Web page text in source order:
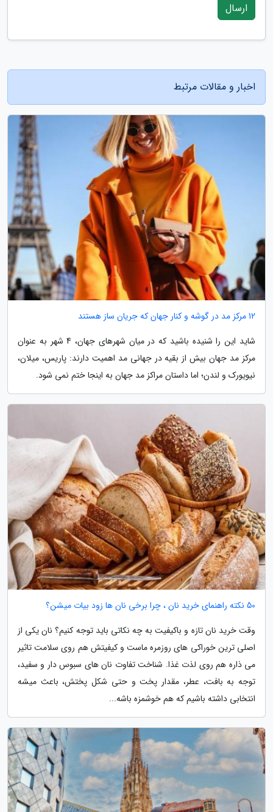
ارسال
اخبار و مقالات مرتبط
12 مرکز مد در گوشه و کنار جهان که جریان ساز هستند
شاید این را شنیده باشید که در میان شهرهای جهان، 4 شهر به عنوان
مرکز مد جهان بیش از بقیه در جهانی مد اهمیت دارند: پاریس، میلان،
نیویورک و لندن؛ اما داستان مراکز مد جهان به اینجا ختم نمی شود.
50 نکته راهنمای خرید نان ، چرا برخی نان ها زود بیات میشن؟
وقت خرید نان تازه و باکیفیت به چه نکاتی باید توجه کنیم؟ نان یکی از
اصلی ترین خوراکی های روزمره ماست و کیفیتش هم روی سلامت تاثیر
می ذاره هم روی لذت غذا. شناخت تفاوت نان های سبوس دار و سفید،
توجه به بافت، عطر، مقدار پخت و حتی شکل پختش، باعث میشه
انتخابی داشته باشیم که هم خوشمزه باشه...